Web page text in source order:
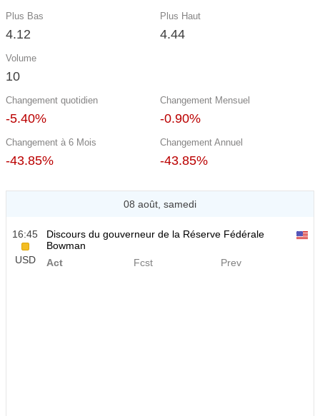
Plus Bas
4.12
Plus Haut
4.44
Volume
10
Changement quotidien
-5.40%
Changement Mensuel
-0.90%
Changement à 6 Mois
-43.85%
Changement Annuel
-43.85%
08 août, samedi
16:45
USD
Discours du gouverneur de la Réserve Fédérale
Bowman
Act
Fcst Prev